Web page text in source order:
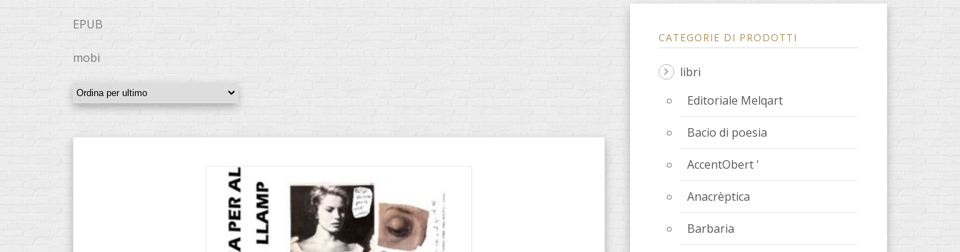
EPUB
mobi
CATEGORIE DI PRODOTTI
libri
Editoriale Melqart
Bacio di poesia
AccentObert '
Anacrèptica
Barbaria